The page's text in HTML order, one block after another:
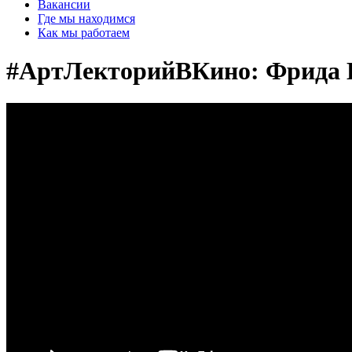
Вакансии
Где мы находимся
Как мы работаем
#АртЛекторийВКино: Фрида